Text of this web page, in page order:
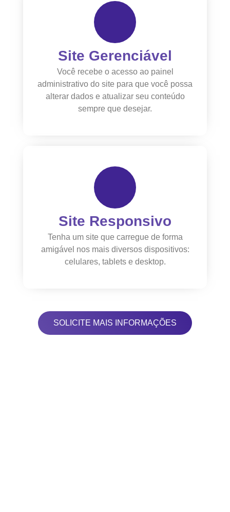
Site Gerenciável
Você recebe o acesso ao painel
administrativo do site para que você possa
alterar dados e atualizar seu conteúdo
sempre que desejar.
Site Responsivo
Tenha um site que carregue de forma
amigável nos mais diversos dispositivos:
celulares, tablets e desktop.
SOLICITE MAIS INFORMAÇÕES